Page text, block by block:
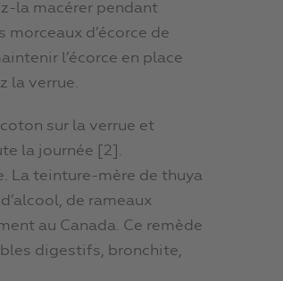
la macérer pendant
d’écorce de
l’écorce en place
la verrue.
sur la verrue et
la journée [2].
La teinture-mère de thuya
de rameaux
au Canada. Ce remède
digestifs, bronchite,